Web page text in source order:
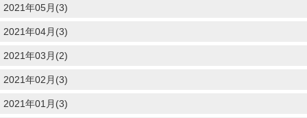
2021年05月(3)
2021年04月(3)
2021年03月(2)
2021年02月(3)
2021年01月(3)